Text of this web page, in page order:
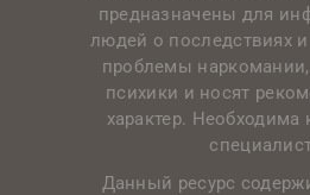
предназначены для
людей о последствиях
проблемы
психики и носят
характер. Необходима
Данный ресурс